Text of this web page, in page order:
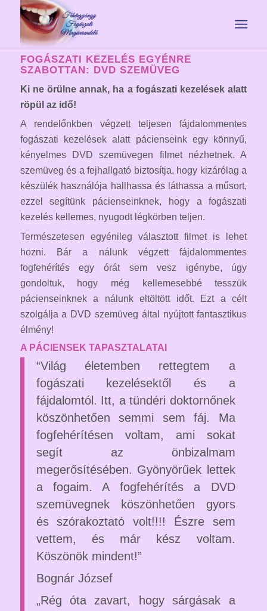
FOGÁSZATI KEZELÉS EGYÉNRE
SZABOTTAN: DVD SZEMÜVEG
Ki ne örülne annak, ha a fogászati kezelések alatt
röpül az idő!
A rendelőnkben végzett teljesen fájdalommentes
fogászati kezelések alatt pácienseink egy könnyű,
kényelmes DVD szemüvegen filmet nézhetnek. A
szemüveg és a fejhallgató biztosítja, hogy kizárólag a
készülék használója hallhassa és láthassa a műsort,
ezzel segítünk pácienseinknek, hogy a fogászati
kezelés kellemes, nyugodt légkörben teljen.
Természetesen egyénileg választott filmet is lehet
hozni. Bár a nálunk végzett fájdalommentes
fogfehérítés egy órát sem vesz igénybe, úgy
gondoltuk, hogy még kellemesebbé tesszük
pácienseinknek a nálunk eltöltött időt. Ezt a célt
szolgálja a DVD szemüveg által nyújtott fantasztikus
élmény!
A PÁCIENSEK TAPASZTALATAI
“Világ életemben rettegtem a
fogászati kezelésektől és a
fájdalomtól. Itt, a tündéri doktornőnek
köszönhetően semmi sem fáj. Ma
fogfehérítésen voltam, ami sokat
segít az önbizalmam
megerősítésében. Gyönyörűek lettek
a fogaim. A fogfehérítés a DVD
szemüvegnek köszönhetően gyors
és szórakoztató volt!!!! Észre sem
vettem, és már kész voltam.
Köszönök mindent!”
Bognár József
„Rég óta zavart, hogy sárgásak a